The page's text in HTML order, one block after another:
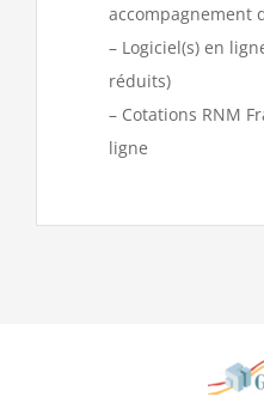
accompagnement
– Logiciel(s) en
réduits)
– Cotations RNM
ligne